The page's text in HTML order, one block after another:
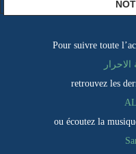
Pour suivre toute
retrouvez les
ou écoutez la